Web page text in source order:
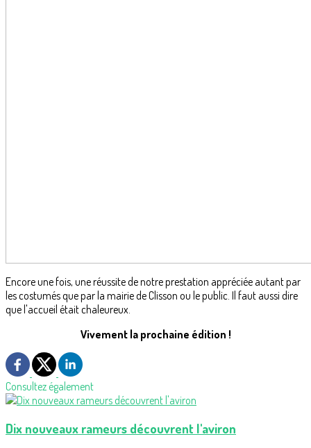
Encore une fois, une réussite de notre prestation appréciée autant par
les costumés que par la mairie de Clisson ou le public. Il faut aussi dire
que l'accueil était chaleureux.
Vivement la prochaine édition !
Consultez également
Dix nouveaux rameurs découvrent l'aviron